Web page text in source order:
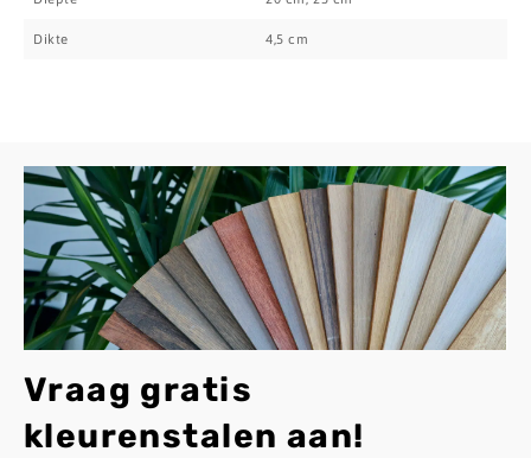
Dikte 4,5 cm
Vraag gratis
kleurenstalen aan!